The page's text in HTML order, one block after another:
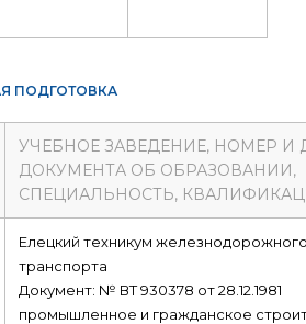
ПОДГОТОВКА
УЧЕБНОЕ ЗАВЕДЕНИЕ, НОМЕР И
ДОКУМЕНТА ОБ ОБРАЗОВАНИИ,
СПЕЦИАЛЬНОСТЬ,
Елецкий техникум
транспорта
Документ: № ВТ 930378 от 28.12.1981
промышленное и гражданское